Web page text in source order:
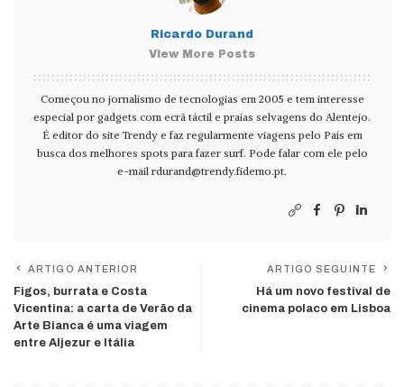
Ricardo Durand
View More Posts
Começou no jornalismo de tecnologias em 2005 e tem interesse
especial por gadgets com ecrã táctil e praias selvagens do Alentejo.
É editor do site Trendy e faz regularmente viagens pelo País em
busca dos melhores spots para fazer surf. Pode falar com ele pelo
e-mail rdurand@trendy.fidemo.pt.
ARTIGO ANTERIOR
Figos, burrata e Costa
Vicentina: a carta de Verão da
Arte Bianca é uma viagem
entre Aljezur e Itália
ARTIGO SEGUINTE
Há um novo festival de
cinema polaco em Lisboa